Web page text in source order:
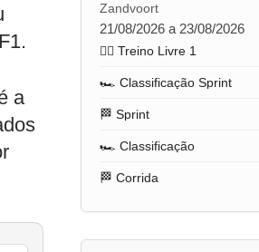
a
Zandvoort
21/08/2026 a 23/08/2026
🏋️‍♂️ Treino Livre 1
🏎️ Classificação Sprint
🏁 Sprint
🏎️ Classificação
🏁 Corrida